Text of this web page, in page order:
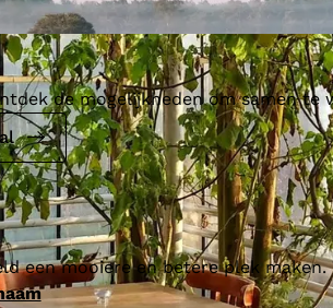
de mogelijkheden om samen te
een mooiere en betere plek